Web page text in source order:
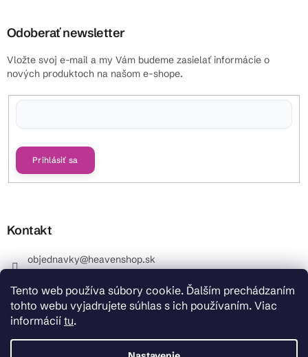
Tento web používa súbory cookie. Ďalším prechádzaním
tohto webu vyjadrujete súhlas s ich používaním. Viac
informácií tu.
Odoberať newsletter
Vložte svoj e-mail a my Vám budeme zasielať informácie o
nových produktoch na našom e-shope.
Prihlásiť sa
Kontakt
objednavky@heavenshop.sk
_Info objednávky : +421 914 399 399 Pracovné dni od
8.00 hod. do 12.00 . REKLAMÁCIE : +421 914 399 399
HeavenShop.sk
HeavenShop.sk